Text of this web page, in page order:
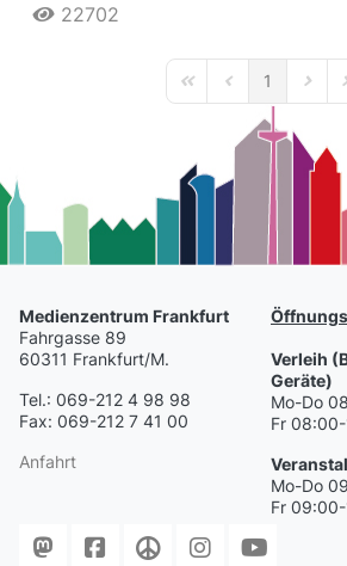
22702
First PagePrevious Page
1 Next
Medienzentrum Frankfurt
Fahrgasse 89
60311 Frankfurt/M.
Tel.: 069-212 4 98 98
Fax: 069-212 7 41 00
Anfahrt
Verleih
Geräte)
Mo-Do
Fr
Mo-Do
Fr